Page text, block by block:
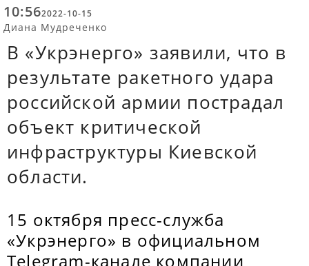
10:562022-10-15
Диана Мудреченко
В «Укрэнерго» заявили, что в
результате ракетного удара
российской армии пострадал
объект критической
инфраструктуры Киевской
области.
15 октября пресс-служба
«Укрэнерго» в официальном
Telegram-канале компании